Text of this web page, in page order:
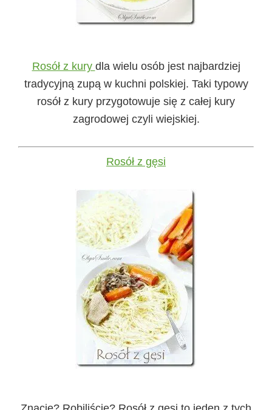
Rosół z kury dla wielu osób jest najbardziej
tradycyjną zupą w kuchni polskiej. Taki typowy
rosół z kury przygotowuje się z całej kury
zagrodowej czyli wiejskiej.
Rosół z gęsi